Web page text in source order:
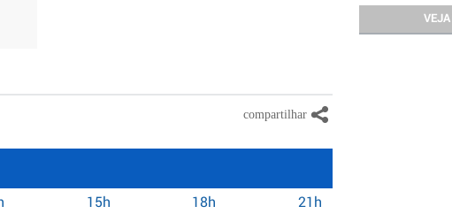
15h 18h 21h